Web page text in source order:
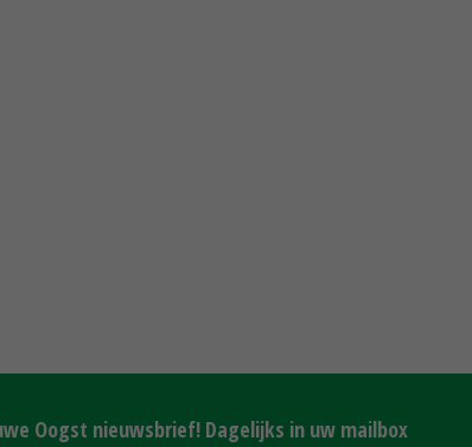
Oogst nieuwsbrief! Dagelijks in uw mailbox